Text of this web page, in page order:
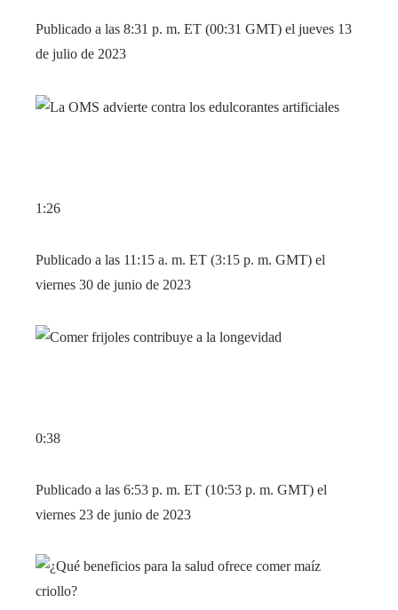
Publicado a las 8:31 p. m. ET (00:31 GMT) el jueves 13
de julio de 2023
1:26
Publicado a las 11:15 a. m. ET (3:15 p. m. GMT) el
viernes 30 de junio de 2023
0:38
Publicado a las 6:53 p. m. ET (10:53 p. m. GMT) el
viernes 23 de junio de 2023